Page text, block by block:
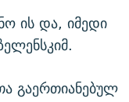
ის და, იმედი
გაერთიანებულ